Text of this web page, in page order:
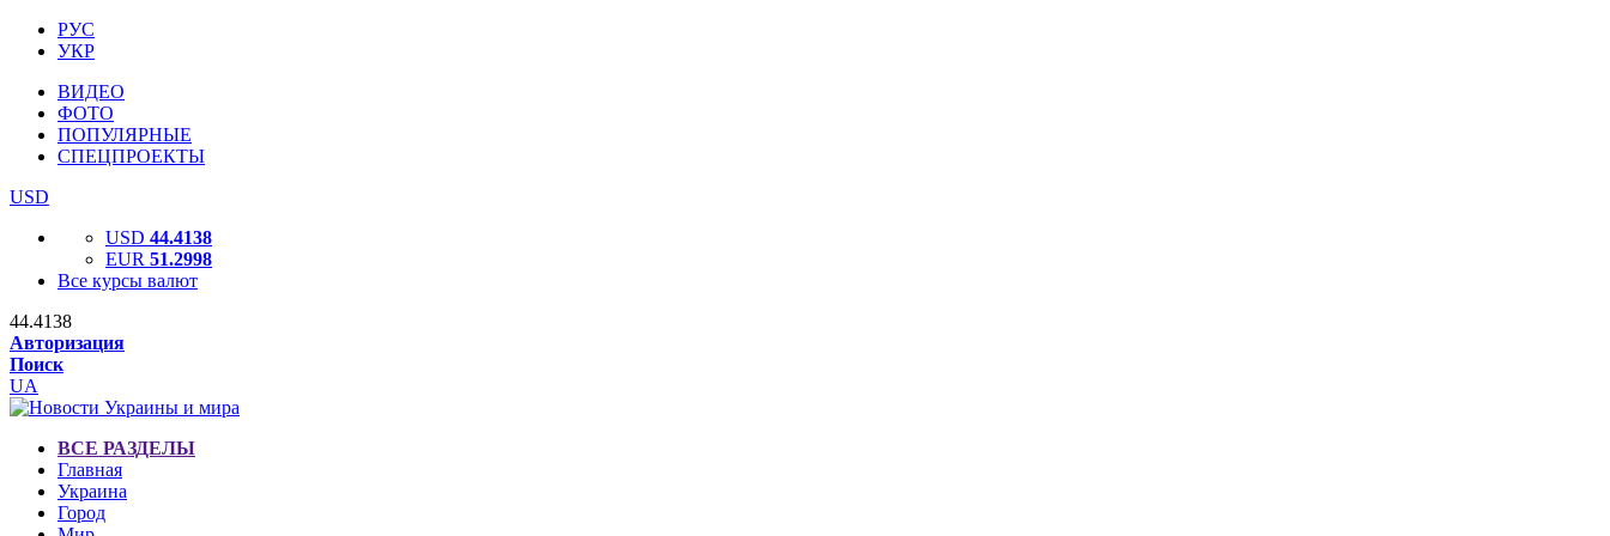
РУС
УКР
ВИДЕО
ФОТО
ПОПУЛЯРНЫЕ
СПЕЦПРОЕКТЫ
USD
USD 44.4138
EUR 51.2998
Все курсы валют
44.4138
Авторизация
Поиск
UA
ВСЕ РАЗДЕЛЫ
Главная
Украина
Город